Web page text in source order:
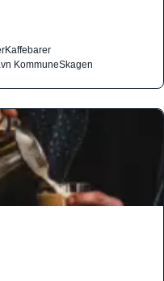
Kaffebarer
KommuneSkagen